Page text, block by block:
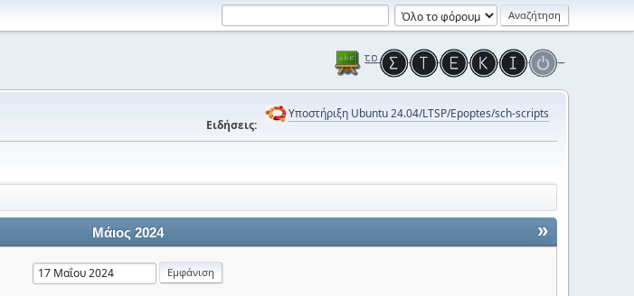
Ειδήσεις:
Υποστήριξη Ubuntu 24.04/LTSP/Epoptes/sch-scripts
»
Μάιος 2024